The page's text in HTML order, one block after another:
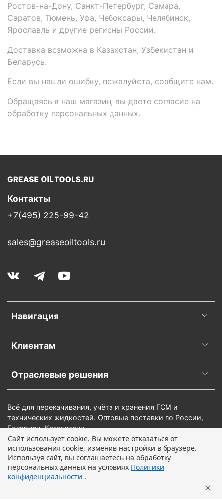
Ростов-на-Дону, Санкт-Петербург, Самара,
Саратов, Тюмень, Уфа, Чебоксары, Челябинск,
Ярославль и другие регионы России.
Доставка возможна в Казахстан, Узбекистан и
Беларусь.
Если вы нашли ошибку, пожалуйста, сообщите нам.
Обращаясь в наш магазин, вы даете согласие на
обработку персональных данных.
Навигация
Клиентам
Отраслевые решения
Контакты
+7(495) 225-99-42
sales@greaseoiltools.ru
Всё для перекачивания, учёта и хранения ГСМ и
технических жидкостей. Оптовые поставки по России,
Беларуси, Казахстану.
Сайт использует cookie. Вы можете отказаться от
использования cookie, изменив настройки в браузере.
Используя сайт, вы соглашаетесь на обработку
персональных данных на условиях Политики
конфиденциальности .
×